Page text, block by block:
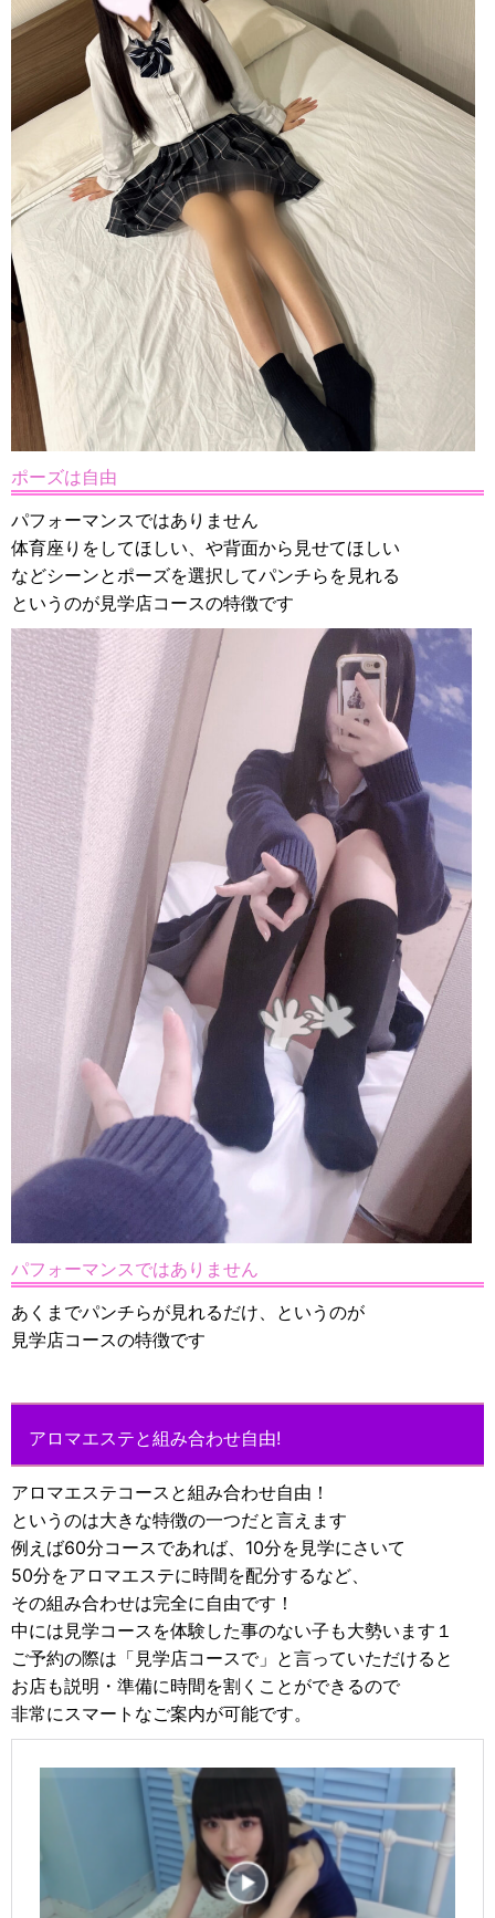
ポーズは自由
パフォーマンスではありません
体育座りをしてほしい、や背面から見せてほしい
などシーンとポーズを選択してパンチらを見れる
というのが見学店コースの特徴です
パフォーマンスではありません
あくまでパンチらが見れるだけ、というのが
見学店コースの特徴です
アロマエステと組み合わせ自由!
アロマエステコースと組み合わせ自由！
というのは大きな特徴の一つだと言えます
例えば60分コースであれば、10分を見学にさいて
50分をアロマエステに時間を配分するなど、
その組み合わせは完全に自由です！
中には見学コースを体験した事のない子も大勢います１
ご予約の際は「見学店コースで」と言っていただけると
お店も説明・準備に時間を割くことができるので
非常にスマートなご案内が可能です。